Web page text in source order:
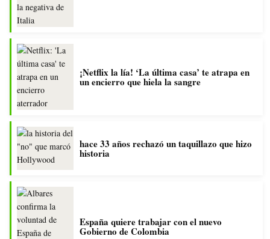
¡Netflix la lía! ‘La última casa’ te atrapa en
un encierro que hiela la sangre
hace 33 años rechazó un taquillazo que hizo
historia
España quiere trabajar con el nuevo
Gobierno de Colombia